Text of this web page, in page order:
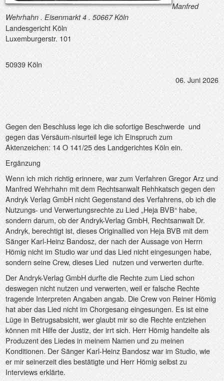
Manfred
Wehrhahn . Eisenmarkt 4 . 50667 Köln
Landesgericht Köln
Luxemburgerstr. 101
50939 Köln
06. Juni 2026
Gegen den Beschluss lege ich die sofortige Beschwerde und
gegen das Versäum-nisurteil lege ich Einspruch zum
Aktenzeichen:14 O 141/25des Landgerichtes Köln ein.
Ergänzung
Wenn ich mich richtig erinnere, war zum Verfahren Gregor Arz und
Manfred Wehrhahn mit dem Rechtsanwalt Rehhkatsch gegen den
Andryk Verlag GmbH nicht Gegenstand des Verfahrens, ob ich die
Nutzungs- und Verwertungsrechte zu Lied „Heja BVB“ habe,
sondern darum, ob der Andryk-Verlag GmbH, Rechtsanwalt Dr.
Andryk, berechtigt ist, dieses Originallied von Heja BVB mit dem
Sänger Karl-Heinz Bandosz, der nach der Aussage von Herrn
Hömig nicht im Studio war und das Lied nicht eingesungen habe,
sondern seine Crew, dieses Lied nutzen und verwerten durfte.
Der Andryk-Verlag GmbH durfte die Rechte zum Lied schon
deswegen nicht nutzen und verwerten, weil er falsche Rechte
tragende Interpreten Angaben angab. Die Crew von Reiner Hömig
hat aber das Lied nicht im Chorgesang eingesungen. Es ist eine
Lüge in Betrugsabsicht, wer glaubt mir so die Rechte entziehen
können mit Hilfe der Justiz, der irrt sich. Herr Hömig handelte als
Produzent des Liedes in meinem Namen und zu meinen
Konditionen. Der Sänger Karl-Heinz Bandosz war im Studio, wie
er mir seinerzeit dies bestätigte und Herr Hömig selbst zu
Interviews erklärte.